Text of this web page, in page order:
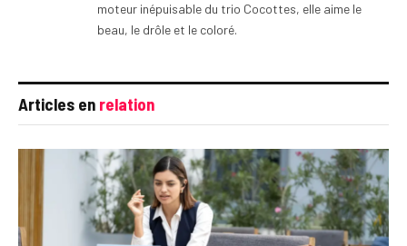
moteur inépuisable du trio Cocottes, elle aime le
beau, le drôle et le coloré.
Articles en relation